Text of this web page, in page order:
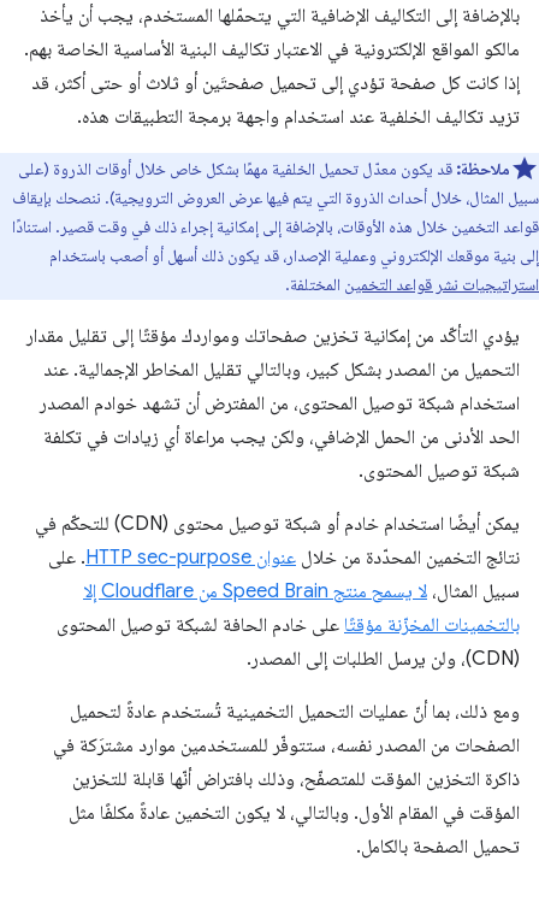
بالإضافة إلى التكاليف الإضافية التي يتحمّلها المستخدم، يجب أن يأخذ
مالكو المواقع الإلكترونية في الاعتبار تكاليف البنية الأساسية الخاصة بهم.
إذا كانت كل صفحة تؤدي إلى تحميل صفحتَين أو ثلاث أو حتى أكثر، قد
تزيد تكاليف الخلفية عند استخدام واجهة برمجة التطبيقات هذه.
ملاحظة: قد يكون معدّل تحميل الخلفية مهمًا بشكل خاص خلال أوقات الذروة (على
سبيل المثال، خلال أحداث الذروة التي يتم فيها عرض العروض الترويجية). ننصحك بإيقاف
قواعد التخمين خلال هذه الأوقات، بالإضافة إلى إمكانية إجراء ذلك في وقت قصير. استنادًا
إلى بنية موقعك الإلكتروني وعملية الإصدار، قد يكون ذلك أسهل أو أصعب باستخدام
استراتيجيات نشر قواعد التخمين المختلفة.
يؤدي التأكّد من إمكانية تخزين صفحاتك ومواردك مؤقتًا إلى تقليل مقدار
التحميل من المصدر بشكل كبير، وبالتالي تقليل المخاطر الإجمالية. عند
استخدام شبكة توصيل المحتوى، من المفترض أن تشهد خوادم المصدر
الحد الأدنى من الحمل الإضافي، ولكن يجب مراعاة أي زيادات في تكلفة
شبكة توصيل المحتوى.
يمكن أيضًا استخدام خادم أو شبكة توصيل محتوى (CDN) للتحكّم في
نتائج التخمين المحدّدة من خلال عنوان HTTP sec-purpose
. على
سبيل المثال،
لا يسمح منتج Speed Brain من Cloudflare إلا
بالتخمينات المخزّنة مؤقتًا على خادم الحافة لشبكة توصيل المحتوى
(CDN)، ولن يرسل الطلبات إلى المصدر.
ومع ذلك، بما أنّ عمليات التحميل التخمينية تُستخدم عادةً لتحميل
الصفحات من المصدر نفسه، ستتوفّر للمستخدمين موارد مشترَكة في
ذاكرة التخزين المؤقت للمتصفّح، وذلك بافتراض أنّها قابلة للتخزين
المؤقت في المقام الأول. وبالتالي، لا يكون التخمين عادةً مكلفًا مثل
تحميل الصفحة بالكامل.